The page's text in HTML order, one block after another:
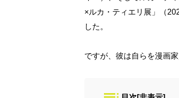
×ルカ・ティエリ展」（
した。
ですが、彼は自らを漫画